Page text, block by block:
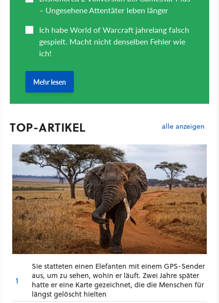
TOP-ARTIKEL alle anzeigen
1
Sie statteten einen Elefanten mit einem GPS-Sender
aus, um zu sehen, wohin er läuft. Zwei Jahre später
hatte er eine Karte gezeichnet, die die Menschen für
längst gelöscht hielten